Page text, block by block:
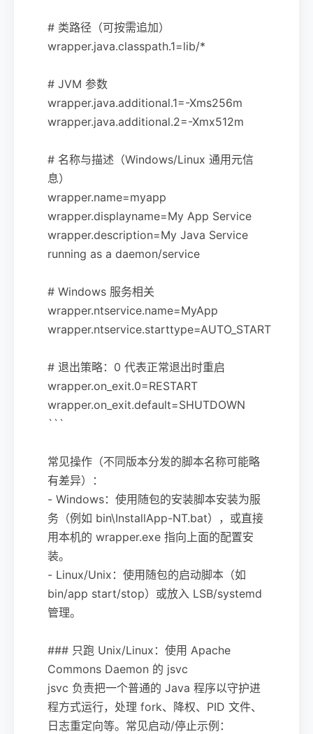
# 类路径（可按需追加）
wrapper.java.classpath.1=lib/*
# JVM 参数
wrapper.java.additional.1=-Xms256m
wrapper.java.additional.2=-Xmx512m
# 名称与描述（Windows/Linux 通用元信
息）
wrapper.name=myapp
wrapper.displayname=My App Service
wrapper.description=My Java Service
running as a daemon/service
# Windows 服务相关
wrapper.ntservice.name=MyApp
wrapper.ntservice.starttype=AUTO_START
# 退出策略：0 代表正常退出时重启
wrapper.on_exit.0=RESTART
wrapper.on_exit.default=SHUTDOWN
```
常见操作（不同版本分发的脚本名称可能略
有差异）：
- Windows：使用随包的安装脚本安装为服
务（例如 bin\InstallApp-NT.bat），或直接
用本机的 wrapper.exe 指向上面的配置安
装。
- Linux/Unix：使用随包的启动脚本（如
bin/app start/stop）或放入 LSB/systemd
管理。
### 只跑 Unix/Linux：使用 Apache
Commons Daemon 的 jsvc
jsvc 负责把一个普通的 Java 程序以守护进
程方式运行，处理 fork、降权、PID 文件、
日志重定向等。常见启动/停止示例：